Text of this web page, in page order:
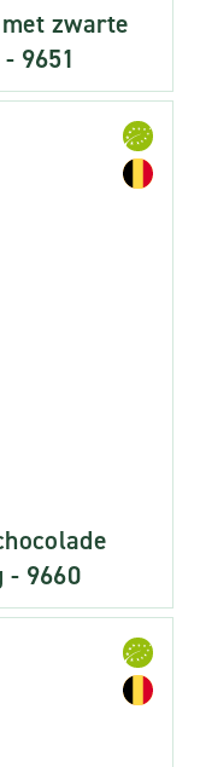
zwarte
9651
- 9660